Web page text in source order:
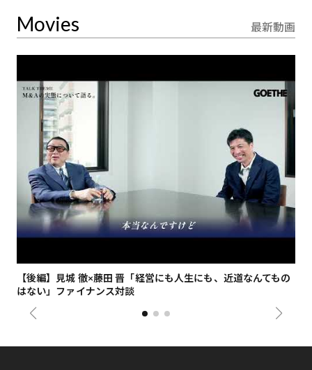
Movies 最新動画
【後編】見城 徹×藤田 晋「経営にも人生にも、近道なんてもの
はない」ファイナンス対談